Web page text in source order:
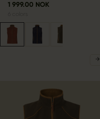
1 999.00 NOK